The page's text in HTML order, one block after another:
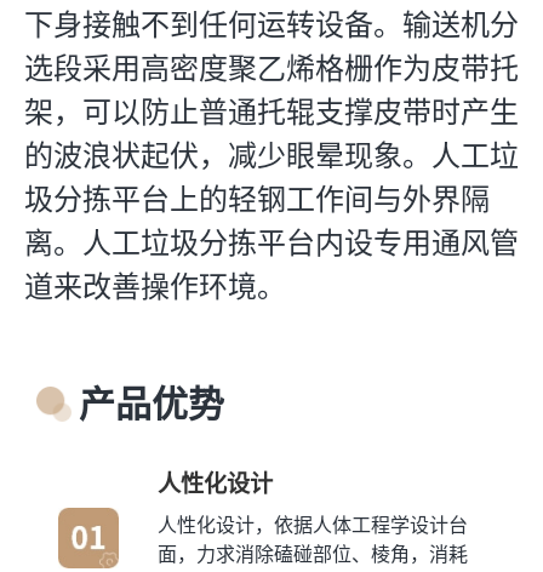
下身接触不到任何运转设备。输送机分
选段采用高密度聚乙烯格栅作为皮带托
架，可以防止普通托辊支撑皮带时产生
的波浪状起伏，减少眼晕现象。人工垃
圾分拣平台上的轻钢工作间与外界隔
离。人工垃圾分拣平台内设专用通风管
道来改善操作环境。
产品优势
人性化设计
人性化设计，依据人体工程学设计台
面，力求消除磕碰部位、棱角，消耗